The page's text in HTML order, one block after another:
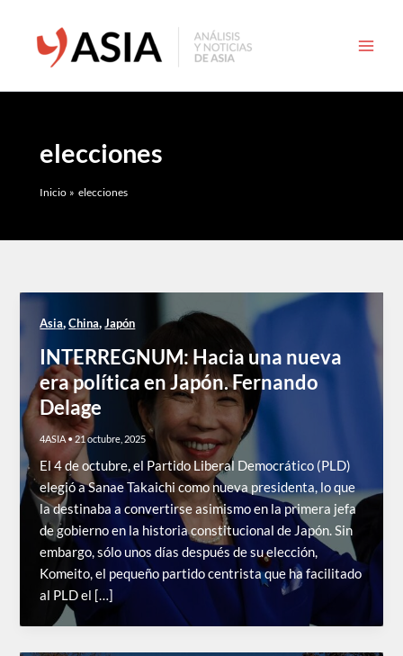
contenido
elecciones
Inicio elecciones
Asia,China,Japón
INTERREGNUM: Hacia una nueva
era política en Japón. Fernando
Delage
4ASIA •21 octubre, 2025
El 4 de octubre, el Partido Liberal Democrático (PLD)
elegió a Sanae Takaichi como nueva presidenta, lo que
la destinaba a convertirse asimismo en la primera jefa
de gobierno en la historia constitucional de Japón. Sin
embargo, sólo unos días después de su elección,
Komeito, el pequeño partido centrista que ha facilitado
al PLD el […]